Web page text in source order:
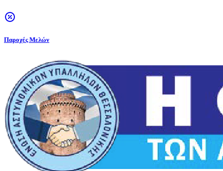
Παροχές Μελών